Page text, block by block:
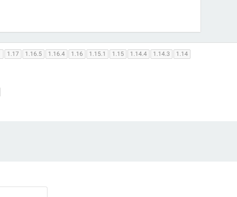
1.17 1.16.5 1.16.4 1.16 1.15.1 1.15 1.14.4 1.14.3
1.14